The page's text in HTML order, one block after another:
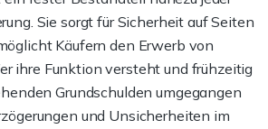
Sie sorgt für Sicherheit auf Seiten
Käufern den Erwerb von
ihre Funktion versteht und frühzeitig
Grundschulden umgegangen
und Unsicherheiten im